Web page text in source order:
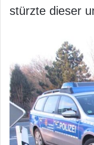
stürzte dieser